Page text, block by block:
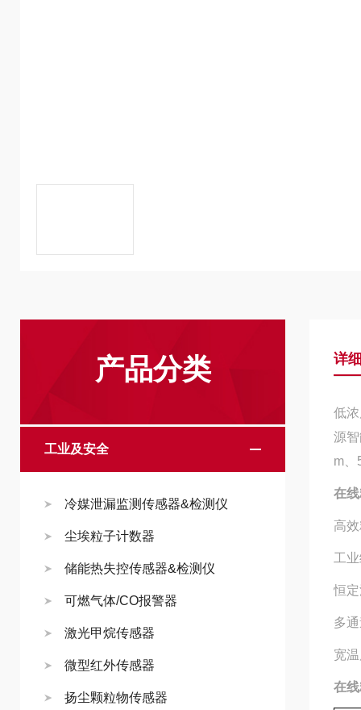
产品分类
工业及安全
冷媒泄漏监测传感器&检测仪
尘埃粒子计数器
储能热失控传感器&检测仪
可燃气体/CO报警器
激光甲烷传感器
微型红外传感器
扬尘颗粒物传感器
详
低
源
m、
在
高
工
恒
多
宽
在